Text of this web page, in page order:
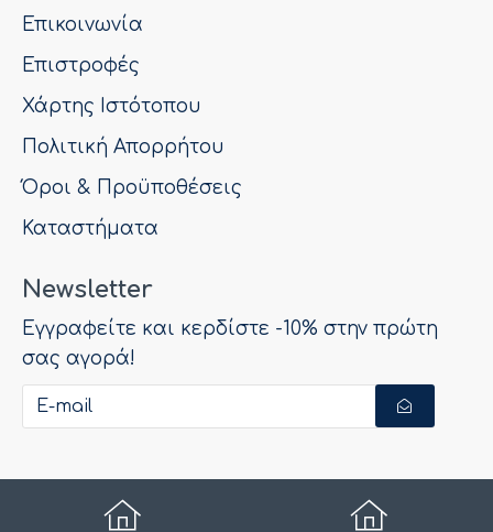
Επικοινωνία
Επιστροφές
Χάρτης Ιστότοπου
Πολιτική Απορρήτου
Όροι & Προϋποθέσεις
Καταστήματα
Newsletter
Εγγραφείτε και κερδίστε -10% στην πρώτη
σας αγορά!